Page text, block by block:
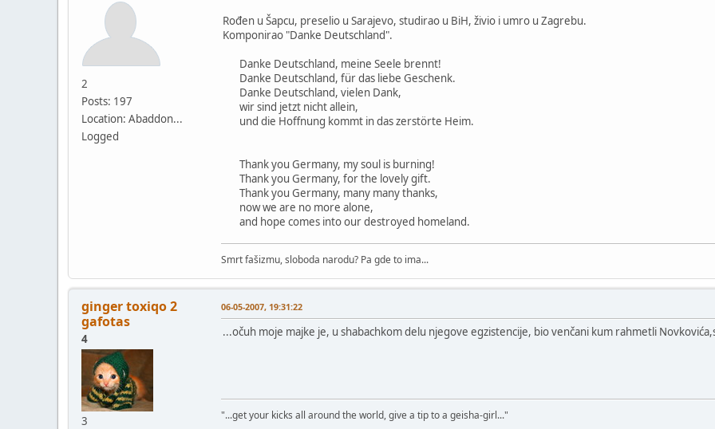
2
Posts: 197
Location: Abaddon...
Logged
Rođen u Šapcu, preselio u Sarajevo, studirao u BiH, živio i umro u Zagrebu.
Komponirao "Danke Deutschland".
Danke Deutschland, meine Seele brennt!
Danke Deutschland, für das liebe Geschenk.
Danke Deutschland, vielen Dank,
wir sind jetzt nicht allein,
und die Hoffnung kommt in das zerstörte Heim.
Thank you Germany, my soul is burning!
Thank you Germany, for the lovely gift.
Thank you Germany, many many thanks,
now we are no more alone,
and hope comes into our destroyed homeland.
Smrt fašizmu, sloboda narodu? Pa gde to ima...
ginger toxiqo 2
gafotas
4
3
06-05-2007, 19:31:22
...očuh moje majke je, u shabachkom delu njegove egzistencije, bio venčani kum rahmetli
"...get your kicks all around the world, give a tip to a geisha-girl..."